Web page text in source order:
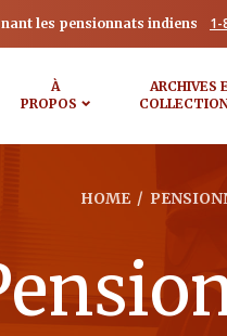
les pensionnats indiens 1-
À
PROPOS
ARCHIVES
HOME /